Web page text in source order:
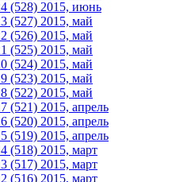
(528) 2015, июнь
(527) 2015, май
(526) 2015, май
(525) 2015, май
(524) 2015, май
(523) 2015, май
(522) 2015, май
(521) 2015, апрель
(520) 2015, апрель
(519) 2015, апрель
(518) 2015, март
(517) 2015, март
(516) 2015, март